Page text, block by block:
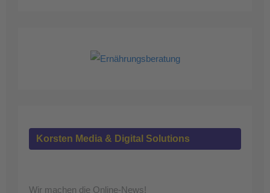
Korsten Media & Digital Solutions
Wir machen die Online-News!